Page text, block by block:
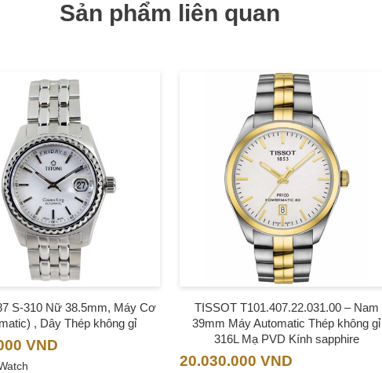
Sản phẩm liên quan
S-310 Nữ 38.5mm, Máy Cơ
, Dây Thép không gỉ
VND
TISSOT T101.407.22.031.00 – Nam
39mm Máy Automatic Thép không gỉ
316L Mạ PVD Kính sapphire
20.030.000 VND